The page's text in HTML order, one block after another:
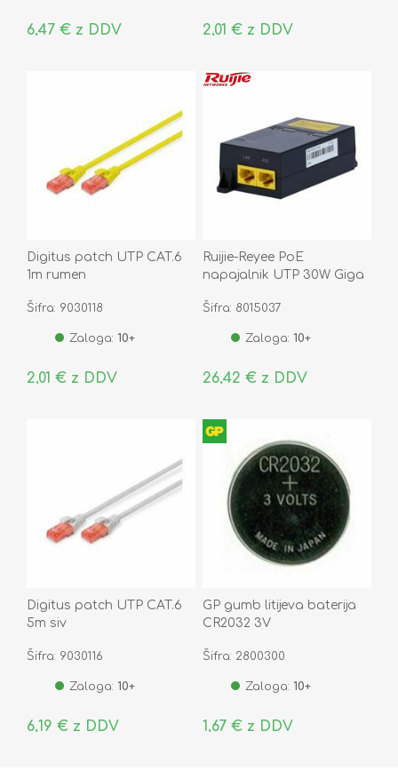
6,47 € z DDV 2,01 € z DDV
Digitus patch UTP CAT.6
1m rumen
Šifra: 9030118
Zaloga: 10+
2,01 € z DDV
Ruijie-Reyee PoE
napajalnik UTP 30W Giga
Šifra: 8015037
Zaloga: 10+
26,42 € z DDV
Digitus patch UTP CAT.6
5m siv
Šifra: 9030116
Zaloga: 10+
6,19 € z DDV
GP gumb litijeva baterija
CR2032 3V
Šifra: 2800300
Zaloga: 10+
1,67 € z DDV